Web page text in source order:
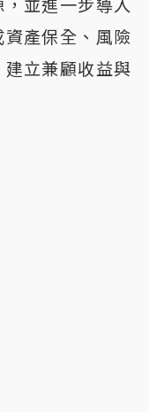
並進一步導入
產保全、風險
立兼顧收益與